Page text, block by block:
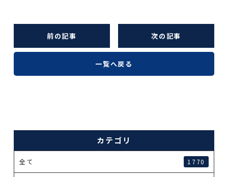
前の記事 次の記事
一覧へ戻る
カテゴリ
全て 1770